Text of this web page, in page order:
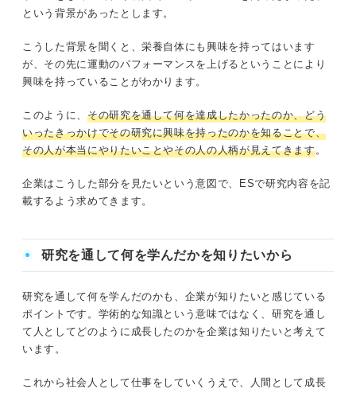
という背景があったとします。
こうした背景を聞くと、栄養自体にも興味を持ってはいます
が、その先に運動のパフォーマンスを上げるということにより
興味を持っていることがわかります。
このように、 その研究を通して何を達成したかったのか、どう
いったきっかけでその研究に興味を持ったのかを知ることで、
その人が本当にやりたいことやその人の人柄が見えてきます。
企業はこうした部分を見たいという意図で、ESで研究内容を記
載するよう求めてきます。
研究を通して何を学んだかを知りたいから
研究を通して何を学んだのかも、企業が知りたいと感じている
ポイントです。学術的な知識という意味ではなく、研究を通し
て人としてどのように成長したのかを企業は知りたいと考えて
います。
これから社会人として仕事をしていくうえで、人間として成長